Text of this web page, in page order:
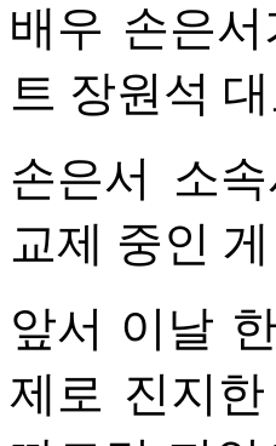
배우 손은
트 장원석
손은서 소
교제 중인
앞서 이날
제로 진지